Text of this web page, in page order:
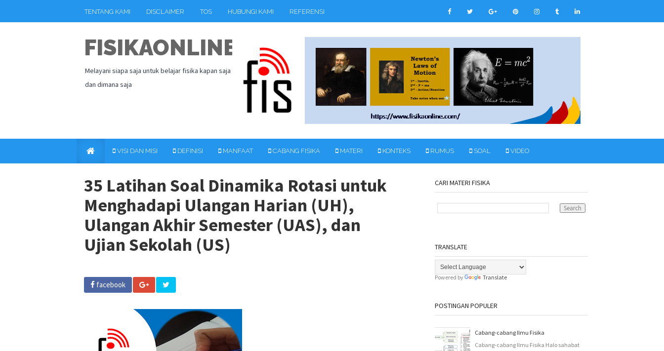
TENTANG KAMI DISCLAIMER TOS HUBUNGI KAMI REFERENSI
FISIKAONLINE
Melayani siapa saja untuk belajar fisika kapan saja
dan dimana saja
VISI DAN MISI DEFINISI MANFAAT CABANG FISIKA MATERI KONTEKS RUMUS SOAL VIDEO
35 Latihan Soal Dinamika Rotasi untuk
Menghadapi Ulangan Harian (UH),
Ulangan Akhir Semester (UAS), dan
Ujian Sekolah (US)
facebook
CARI MATERI FISIKA
TRANSLATE
Powered by Translate
POSTINGAN POPULER
Cabang-cabang Ilmu Fisika
Cabang-cabang Ilmu Fisika Halo sahabat